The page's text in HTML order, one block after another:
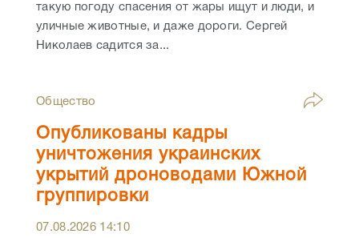
такую погоду спасения от жары ищут и люди, и
уличные животные, и даже дороги. Сергей
Николаев садится за...
Общество
Опубликованы кадры
уничтожения украинских
укрытий дроноводами Южной
группировки
07.08.2026 14:10